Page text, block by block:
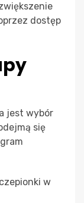
dostęp
jest wybór
się
w